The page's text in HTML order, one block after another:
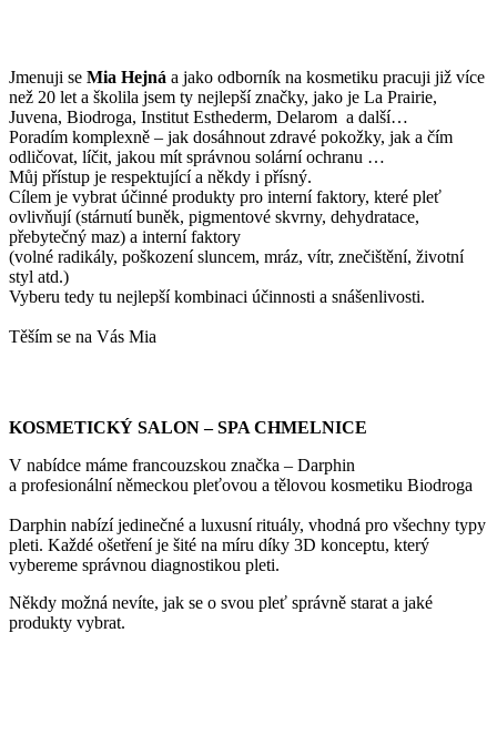
Jmenuji se Mia Hejná a jako odborník na kosmetiku pracuji již více
než 20 let a školila jsem ty nejlepší značky, jako je La Prairie,
Juvena, Biodroga, Institut Esthederm, Delarom a další…
Poradím komplexně – jak dosáhnout zdravé pokožky, jak a čím
odličovat, líčit, jakou mít správnou solární ochranu …
Můj přístup je respektující a někdy i přísný.
Cílem je vybrat účinné produkty pro interní faktory, které pleť
ovlivňují (stárnutí buněk, pigmentové skvrny, dehydratace,
přebytečný maz) a interní faktory
(volné radikály, poškození sluncem, mráz, vítr, znečištění, životní
styl atd.)
Vyberu tedy tu nejlepší kombinaci účinnosti a snášenlivosti.
Těším se na Vás Mia
KOSMETICKÝ SALON – SPA CHMELNICE
V nabídce máme francouzskou značka – Darphin
a profesionální německou pleťovou a tělovou kosmetiku Biodroga
Darphin nabízí jedinečné a luxusní rituály, vhodná pro všechny typy
pleti. Každé ošetření je šité na míru díky 3D konceptu, který
vybereme správnou diagnostikou pleti.
Někdy možná nevíte, jak se o svou pleť správně starat a jaké
produkty vybrat.